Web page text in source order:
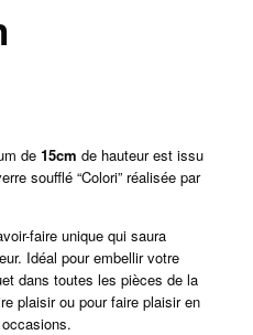
de 15cm de hauteur est issu
soufflé “Colori” réalisée par
faire unique qui saura
Idéal pour embellir votre
dans toutes les pièces de la
plaisir ou pour faire plaisir en